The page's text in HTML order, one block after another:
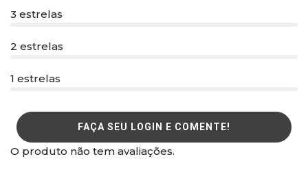
3 estrelas
2 estrelas
1 estrelas
FAÇA SEU LOGIN E COMENTE!
O produto não tem avaliações.